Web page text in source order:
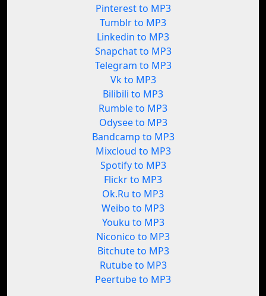
Pinterest to MP3
Tumblr to MP3
Linkedin to MP3
Snapchat to MP3
Telegram to MP3
Vk to MP3
Bilibili to MP3
Rumble to MP3
Odysee to MP3
Bandcamp to MP3
Mixcloud to MP3
Spotify to MP3
Flickr to MP3
Ok.Ru to MP3
Weibo to MP3
Youku to MP3
Niconico to MP3
Bitchute to MP3
Rutube to MP3
Peertube to MP3